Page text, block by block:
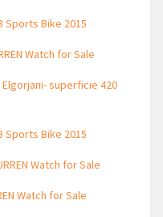
Sports Bike 2015
Watch for Sale
superficie 420
Sports Bike 2015
Watch for Sale
Watch for Sale